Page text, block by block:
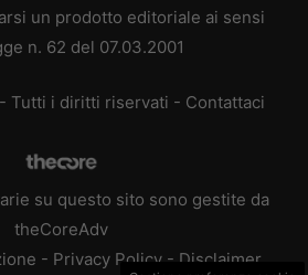
un prodotto editoriale ai sensi
n. 62 del 07.03.2001
Tutti i diritti riservati - Contattaci
su questo sito sono gestite da
theCoreAdv
- Privacy Policy - Disclaimer